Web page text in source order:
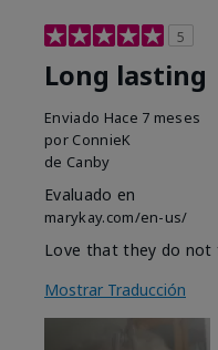
5
Long lasting
Enviado Hace 7 meses
por ConnieK
de Canby
Evaluado en
marykay.com/en-us/
Love that they do not
Mostrar Traducción